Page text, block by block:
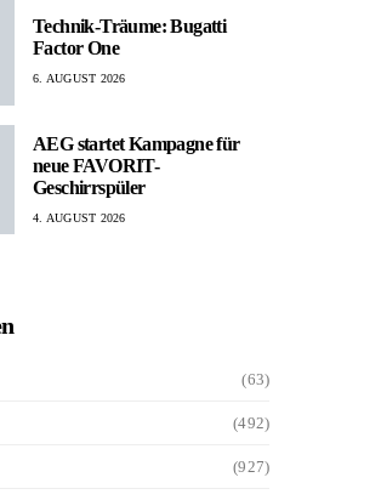
Technik-Träume: Bugatti
Factor One
6. AUGUST 2026
AEG startet Kampagne für
neue FAVORIT-
Geschirrspüler
4. AUGUST 2026
(63)
(492)
(927)